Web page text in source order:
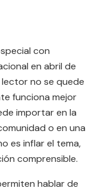
con
en abril de
no se quede
funciona mejor
importar en la
o en una
es inflar el tema,
comprensible.
hablar de